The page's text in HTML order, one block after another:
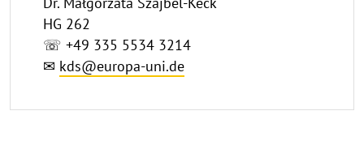
HG 262
☏ +49 335 5534 3214
✉ kds@europa-uni.de